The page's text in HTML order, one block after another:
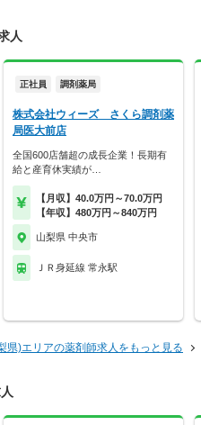
人
正社員 調剤薬局
株式会社ウィーズ さくら調剤薬
局医大前店
全国600店舗超の成長企業！長期有
給と産育休実績が…
【月収】40.0万円～70.0万円
【年収】480万円～840万円
山梨県 中央市
ＪＲ身延線 常永駅
県)エリアの薬剤師求人をもっと見る